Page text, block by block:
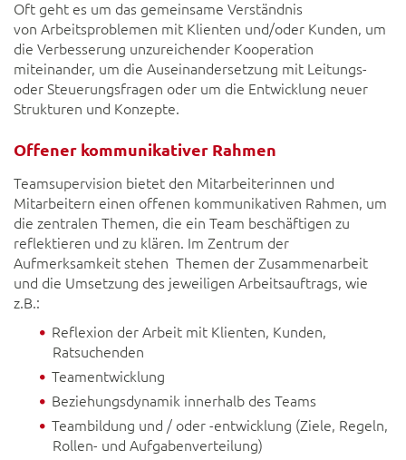
Oft geht es um das gemeinsame Verständnis
von Arbeitsproblemen mit Klienten und/oder Kunden, um
die Verbesserung unzureichender Kooperation
miteinander, um die Auseinandersetzung mit Leitungs-
oder Steuerungsfragen oder um die Entwicklung neuer
Strukturen und Konzepte.
Offener kommunikativer Rahmen
Teamsupervision bietet den Mitarbeiterinnen und
Mitarbeitern einen offenen kommunikativen Rahmen, um
die zentralen Themen, die ein Team beschäftigen zu
reflektieren und zu klären. Im Zentrum der
Aufmerksamkeit stehen Themen der Zusammenarbeit
und die Umsetzung des jeweiligen Arbeitsauftrags, wie
z.B.:
Reflexion der Arbeit mit Klienten, Kunden,
Ratsuchenden
Teamentwicklung
Beziehungsdynamik innerhalb des Teams
Teambildung und / oder -entwicklung (Ziele, Regeln,
Rollen- und Aufgabenverteilung)